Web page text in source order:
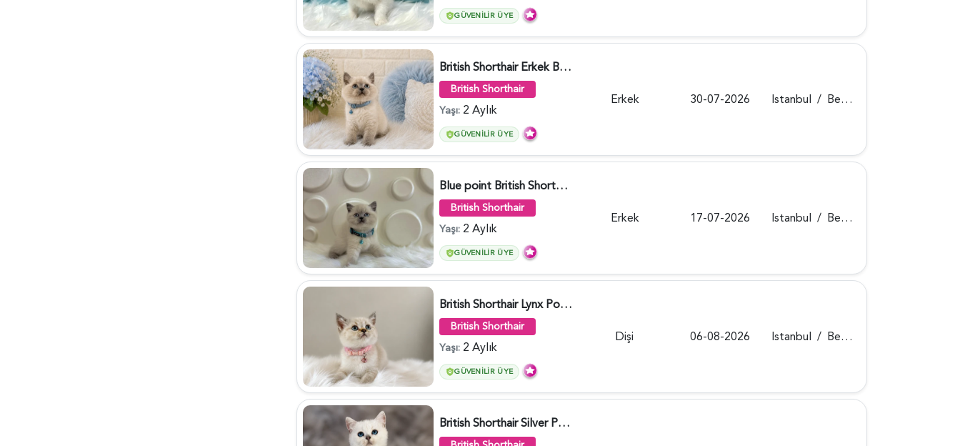
GÜVENILIR ÜYE
British Shorthair Erkek Bluepoint 2 Aylık - 4448
British Shorthair
Yaşı: 2 Aylık
GÜVENILIR ÜYE
Erkek 30-07-2026 Istanbul / Beykoz
Blue point British Shorthair Kedim 2 Aylık - 4132
British Shorthair
Yaşı: 2 Aylık
GÜVENILIR ÜYE
Erkek 17-07-2026 Istanbul / Beykoz
British Shorthair Lynx Point Dişi Yavrumuz Yuva Arıyor - 5148
British Shorthair
Yaşı: 2 Aylık
GÜVENILIR ÜYE
Dişi 06-08-2026 Istanbul / Beykoz
British Shorthair Silver Point Erkek 2 Aylık - 6122